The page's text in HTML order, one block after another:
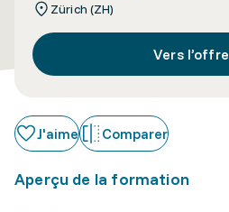
Zürich (ZH)
Vers l’offre
J'aime Comparer
Aperçu de la formation